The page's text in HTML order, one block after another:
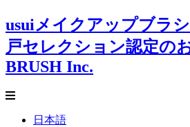
usuiメイクアップブラ
戸セレクション認定の
BRUSH Inc.
日本語